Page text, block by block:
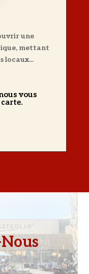
une
mettant
locaux...
vous